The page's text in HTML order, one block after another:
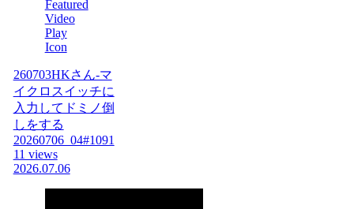
260703HKさん-マ
イクロスイッチに
入力してドミノ倒
しをする
20260706_04#1091
11 views
2026.07.06